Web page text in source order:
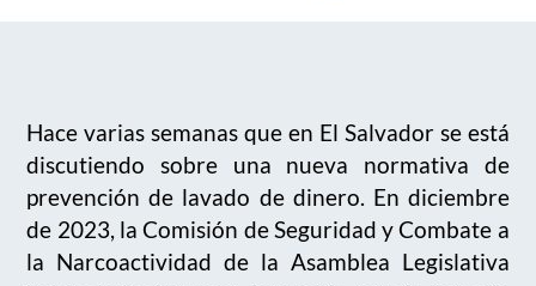
Hace varias semanas que en El Salvador se está
discutiendo sobre una nueva normativa de
prevención de lavado de dinero. En diciembre
de 2023, la Comisión de Seguridad y Combate a
la Narcoactividad de la Asamblea Legislativa